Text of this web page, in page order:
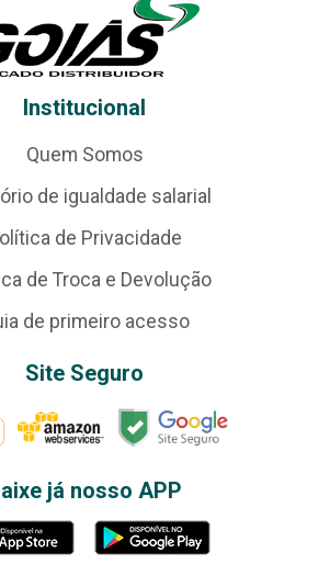
Institucional
Quem Somos
de igualdade salarial
de Privacidade
de Troca e Devolução
de primeiro acesso
Site Seguro
já nosso APP